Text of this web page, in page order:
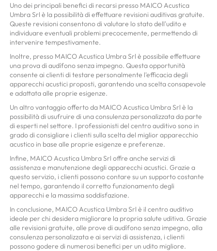
Uno dei principali benefici di recarsi presso MAICO Acustica
Umbra Srl è la possibilità di effettuare revisioni auditivas gratuite.
Queste revisioni consentono di valutare lo stato dell'udito e
individuare eventuali problemi precocemente, permettendo di
intervenire tempestivamente.
Inoltre, presso MAICO Acustica Umbra Srl è possibile effettuare
una prova di audífono senza impegno. Questa opportunità
consente ai clienti di testare personalmente l'efficacia degli
apparecchi acustici proposti, garantendo una scelta consapevole
e adattata alle proprie esigenze.
Un altro vantaggio offerto da MAICO Acustica Umbra Srl è la
possibilità di usufruire di una consulenza personalizzata da parte
di esperti nel settore. I professionisti del centro auditivo sono in
grado di consigliare i clienti sulla scelta del miglior apparecchio
acustico in base alle proprie esigenze e preferenze.
Infine, MAICO Acustica Umbra Srl offre anche servizi di
assistenza e manutenzione degli apparecchi acustici. Grazie a
questo servizio, i clienti possono contare su un supporto costante
nel tempo, garantendo il corretto funzionamento degli
apparecchi e la massima soddisfazione.
In conclusione, MAICO Acustica Umbra Srl è il centro auditivo
ideale per chi desidera migliorare la propria salute uditiva. Grazie
alle revisioni gratuite, alle prove di audífono senza impegno, alla
consulenza personalizzata e ai servizi di assistenza, i clienti
possono godere di numerosi benefici per un udito migliore.